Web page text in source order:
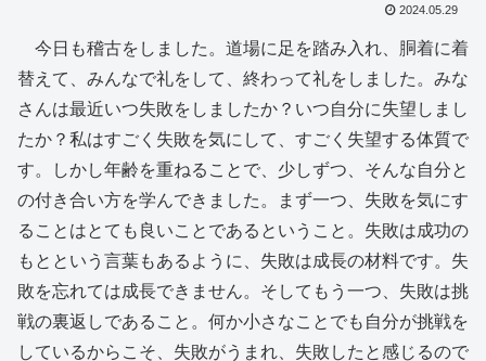
2024.05.29
今日も稽古をしました。道場に足を踏み入れ、胴着に着
替えて、みんなで礼をして、終わって礼をしました。みな
さんは最近いつ失敗をしましたか？いつ自分に失望しまし
たか？私はすごく失敗を気にして、すごく失望する体質で
す。しかし年齢を重ねることで、少しずつ、そんな自分と
の付き合い方を学んできました。まず一つ、失敗を気にす
ることはとても良いことであるということ。失敗は成功の
もとという言葉もあるように、失敗は成長の材料です。失
敗を忘れては成長できません。そしてもう一つ、失敗は挑
戦の裏返しであること。何か小さなことでも自分が挑戦を
しているからこそ、失敗がうまれ、失敗したと感じるので